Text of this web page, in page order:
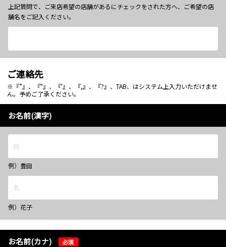
上記質問で、ご来店希望の店舗があるにチェックをされた方へ、ご希望の店
舗名をご記入ください。
ご連絡先
※『”』、『"』、『'』、『,』、『?』、TAB、はシステム上入力いただけませ
ん。予めご了承ください。
お名前(漢字)
例）豊田
例）花子
お名前(カナ) 必須